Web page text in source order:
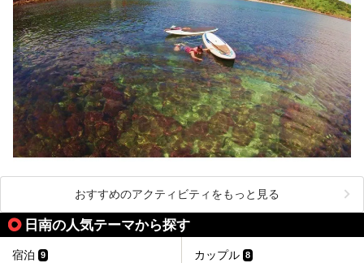
おすすめのアクティビティをもっと見る
日南の人気テーマから探す
宿泊 9 カップル 8